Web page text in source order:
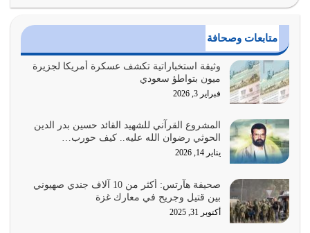
وعد الله تعالى من يُقتل في سبيله بالحياة الأبدية والرزق
والاستبشار والنجاة والخلود في…
يوليو 29, 2026
القرآن الكريم هو أهم مصدر لمعرفة رسول الله معرفة سيرته
معرفة شخصيته معرفة عظمته
يوليو 28, 2026
هل نحن من الصالحين؟ قيِّم نفسك هنا اترك القرآن على أصله
وأعرض نفسك، وأعرض ما لديك على…
يوليو 27, 2026
عندما يكون عدوك هو عدو الله معناه أن تكون نقاط الضعف
فيه كثيرة وسينصرك الله عليه إذا…
متابعات وصحافة
وثيقة استخباراتية تكشف عسكرة أمريكا لجزيرة
ميون بتواطؤ سعودي
فبراير 3, 2026
المشروع القرآني للشهيد القائد حسين بدر الدين
الحوثي رضوان الله عليه.. كيف حورب…
يناير 14, 2026
صحيفة هآرتس: أكثر من 10 آلاف جندي صهيوني
بين قتيل وجريح في معارك غزة
أكتوبر 31, 2025